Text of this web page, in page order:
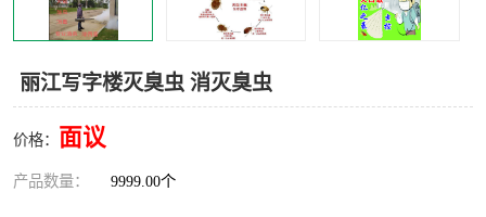
丽江写字楼灭臭虫 消灭臭虫
价格： 面议
产品数量： 9999.00个